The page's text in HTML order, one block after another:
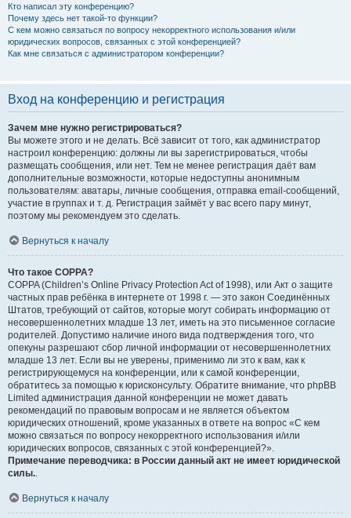
Кто написал эту конференцию?
Почему здесь нет такой-то функции?
С кем можно связаться по вопросу некорректного использования и/или
юридических вопросов, связанных с этой конференцией?
Как мне связаться с администратором конференции?
Вход на конференцию и регистрация
Зачем мне нужно регистрироваться?
Вы можете этого и не делать. Всё зависит от того, как администратор
настроил конференцию: должны ли вы зарегистрироваться, чтобы
размещать сообщения, или нет. Тем не менее регистрация даёт вам
дополнительные возможности, которые недоступны анонимным
пользователям: аватары, личные сообщения, отправка email-сообщений,
участие в группах и т. д. Регистрация займёт у вас всего пару минут,
поэтому мы рекомендуем это сделать.
Вернуться к началу
Что такое COPPA?
COPPA (Children’s Online Privacy Protection Act of 1998), или Акт о защите
частных прав ребёнка в интернете от 1998 г. — это закон Соединённых
Штатов, требующий от сайтов, которые могут собирать информацию от
несовершеннолетних младше 13 лет, иметь на это письменное согласие
родителей. Допустимо наличие иного вида подтверждения того, что
опекуны разрешают сбор личной информации от несовершеннолетних
младше 13 лет. Если вы не уверены, применимо ли это к вам, как к
регистрирующемуся на конференции, или к самой конференции,
обратитесь за помощью к юрисконсульту. Обратите внимание, что phpBB
Limited администрация данной конференции не может давать
рекомендаций по правовым вопросам и не является объектом
юридических отношений, кроме указанных в ответе на вопрос «С кем
можно связаться по вопросу некорректного использования и/или
юридических вопросов, связанных с этой конференцией?».
Примечание переводчика: в России данный акт не имеет юридической
силы..
Вернуться к началу